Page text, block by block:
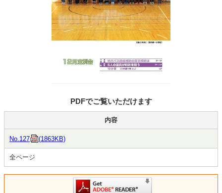
PDFでご覧いただけます
内容
No.127 (1863KB)
全ページ